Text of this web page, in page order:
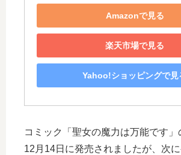
Amazonで見る
楽天市場で見る
Yahoo!ショッピングで見
コミック「聖女の魔力は万能です
12月14日に発売されましたが、次